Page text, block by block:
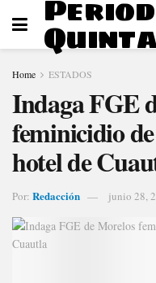
Home ESTADOS
Indaga FGE
feminicidio
hotel de
Por: Redacción junio 28,